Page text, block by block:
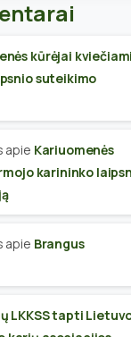
kūrėjai
suteikimo
apie Kariuomenės
karininko
apie Brangus
LKKSS tapti